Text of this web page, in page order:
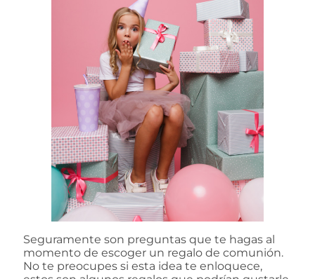
Seguramente son preguntas que te hagas al
momento de escoger un regalo de comunión.
No te preocupes si esta idea te enloquece,